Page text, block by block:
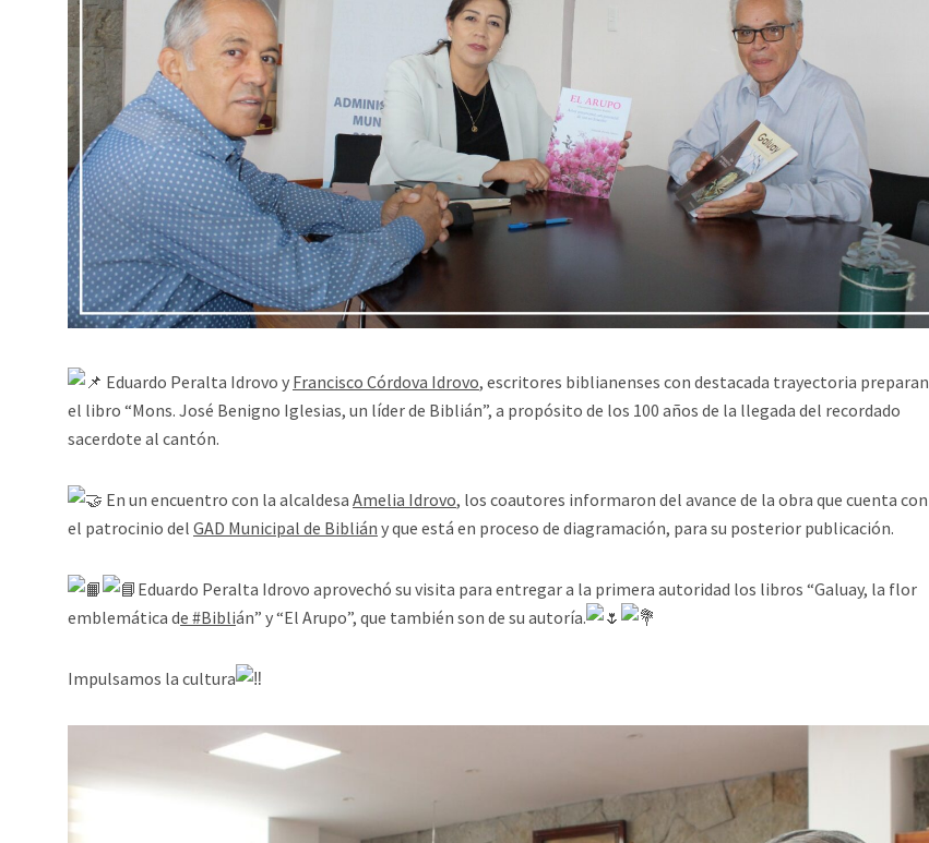
Eduardo Peralta Idrovo y Francisco Córdova Idrovo, escritores biblianenses con destacada trayectoria preparan
el libro “Mons. José Benigno Iglesias, un líder de Biblián”, a propósito de los 100 años de la llegada del recordado
sacerdote al cantón.
En un encuentro con la alcaldesa Amelia Idrovo, los coautores informaron del avance de la obra que cuenta con
el patrocinio del GAD Municipal de Biblián y que está en proceso de diagramación, para su posterior publicación.
Eduardo Peralta Idrovo aprovechó su visita para entregar a la primera autoridad los libros “Galuay, la flor
emblemática de #Biblián” y “El Arupo”, que también son de su autoría.
Impulsamos la cultura